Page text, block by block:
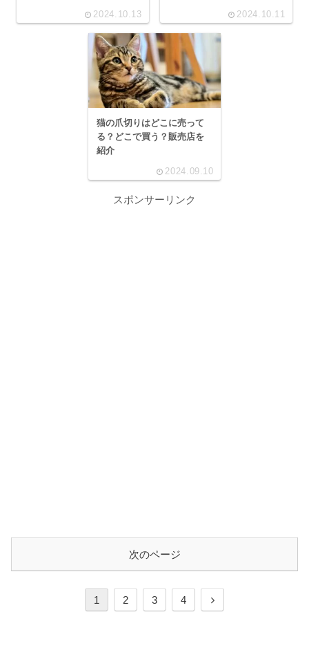
2024.10.13 2024.10.11
猫の爪切りはどこに売って
る？どこで買う？販売店を
紹介
2024.09.10
スポンサーリンク
次のページ
1 2 3 4
次